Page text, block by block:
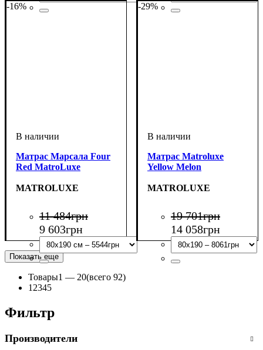
-16%
Матрас Марсала Four
Red MatroLuxe
MATROLUXE
11 484грн
9 603грн
-29%
Матрас Matroluxe
Yellow Melon
MATROLUXE
19 701грн
14 058грн
Показать еще
Товары1 — 20(всего 92)
1 2345
Фильтр
Производители